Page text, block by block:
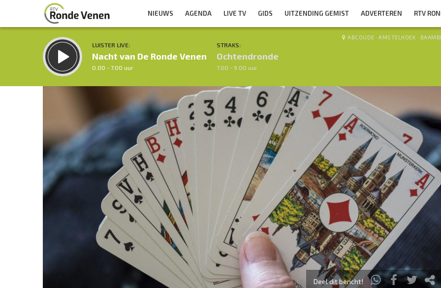
NIEUWS AGENDA LIVE TV GIDS UITZENDING GEMIST ADVERTEREN RTV
LUISTER LIVE:
Nacht van De Ronde Venen
0.00 - 7.00 uur
STRAKS:
Ochtendronde
7.00 - 9.00 uur
ABCOUDE · AMSTELHOEK ·
Inklappen
Deel dit bericht!